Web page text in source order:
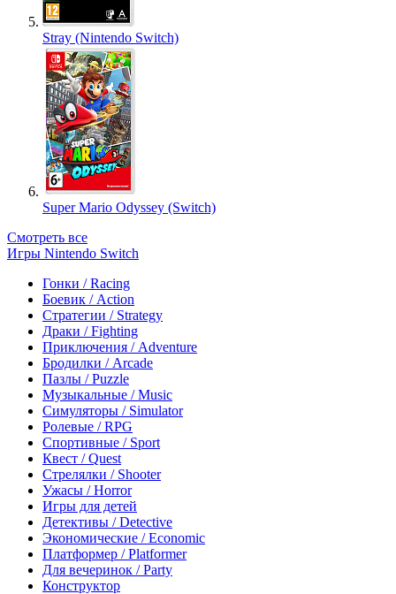
Stray (Nintendo Switch)
Super Mario Odyssey (Switch)
Смотреть все
Игры Nintendo Switch
Гонки / Racing
Боевик / Action
Стратегии / Strategy
Драки / Fighting
Приключения / Adventure
Бродилки / Arcade
Пазлы / Puzzle
Музыкальные / Music
Симуляторы / Simulator
Ролевые / RPG
Спортивные / Sport
Квест / Quest
Стрелялки / Shooter
Ужасы / Horror
Игры для детей
Детективы / Detective
Экономические / Economic
Платформер / Platformer
Для вечеринок / Party
Конструктор